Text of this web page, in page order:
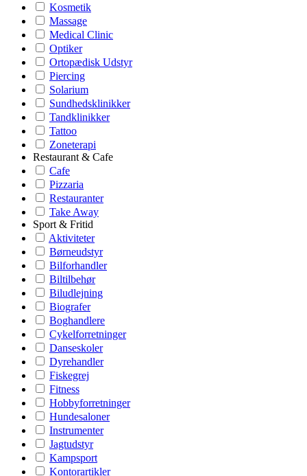
Kosmetik
Massage
Medical Clinic
Optiker
Ortopædisk Udstyr
Piercing
Solarium
Sundhedsklinikker
Tandklinikker
Tattoo
Zoneterapi
Restaurant & Cafe
Cafe
Pizzaria
Restauranter
Take Away
Sport & Fritid
Aktiviteter
Børneudstyr
Bilforhandler
Biltilbehør
Biludlejning
Biografer
Boghandlere
Cykelforretninger
Danseskoler
Dyrehandler
Fiskegrej
Fitness
Hobbyforretninger
Hundesaloner
Instrumenter
Jagtudstyr
Kampsport
Kontorartikler